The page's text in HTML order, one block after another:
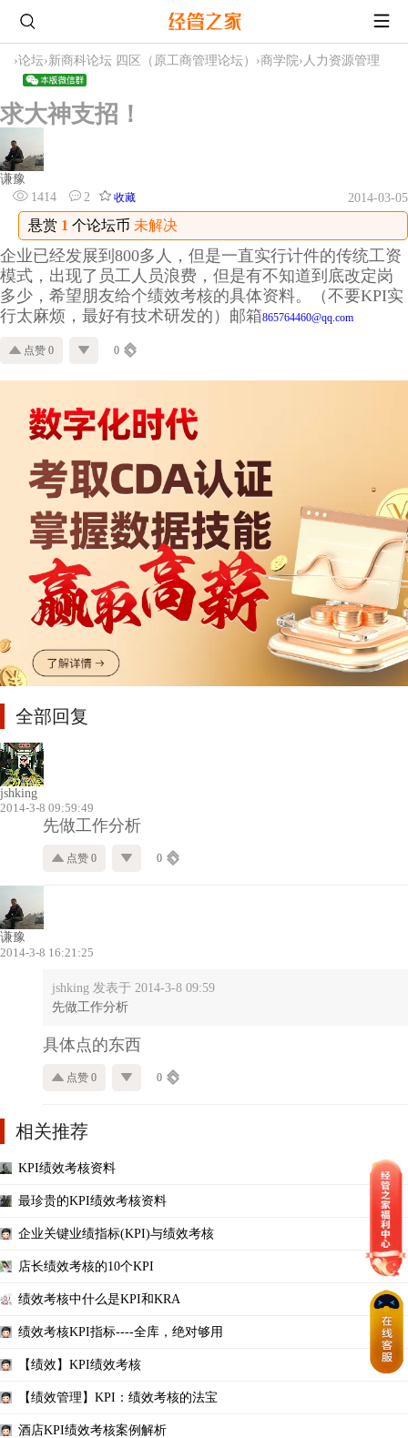
›论坛›新商科论坛 四区（原工商管理论坛） ›商学院› 人力资源管理
求大神支招！
谦豫
1414
2 收藏 2014-03-05
悬赏 1 个论坛币 未解决
企业已经发展到800多人，但是一直实行计件的传统工资
模式，出现了员工人员浪费，但是有不知道到底改定岗
多少，希望朋友给个绩效考核的具体资料。（不要KPI实
行太麻烦，最好有技术研发的）邮箱865764460@qq.com
点赞 0 0
全部回复
jshking
2014-3-8 09:59:49
先做工作分析
点赞 0 0
谦豫
2014-3-8 16:21:25
jshking 发表于 2014-3-8 09:59
先做工作分析
具体点的东西
点赞 0 0
相关推荐
KPI绩效考核资料
最珍贵的KPI绩效考核资料
企业关键业绩指标(KPI)与绩效考核
店长绩效考核的10个KPI
绩效考核中什么是KPI和KRA
绩效考核KPI指标----全库，绝对够用
【绩效】KPI绩效考核
【绩效管理】KPI：绩效考核的法宝
酒店KPI绩效考核案例解析